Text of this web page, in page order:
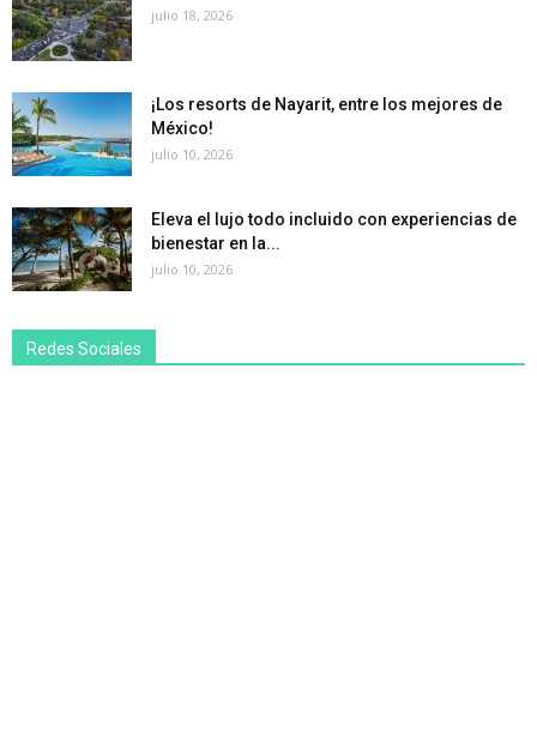
julio 18, 2026
¡Los resorts de Nayarit, entre los mejores de
México!
julio 10, 2026
Eleva el lujo todo incluido con experiencias de
bienestar en la...
julio 10, 2026
Redes Sociales